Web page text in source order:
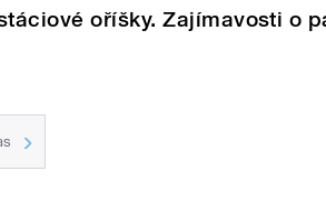
oříšky. Zajímavosti o